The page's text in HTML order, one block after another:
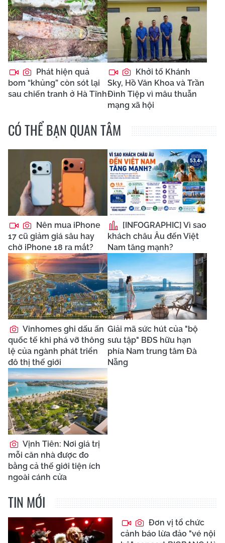
Phát hiện quả
bom “khủng” còn sót lại
sau chiến tranh ở Hà Tĩnh
Khởi tố Khánh
Sky, Hồ Văn Khoa và Trần
Đình Tiệp vì mâu thuẫn
mạng xã hội
CÓ THỂ BẠN QUAN TÂM
Nên mua iPhone
17 cũ giảm giá sâu hay
chờ iPhone 18 ra mắt?
[INFOGRAPHIC] Vì sao
khách châu Âu đến Việt
Nam tăng mạnh?
Vinhomes ghi dấu ấn
quốc tế khi phá vỡ thông
lệ của ngành phát triển
đô thị thế giới
Giải mã sức hút của "bộ
sưu tập" BĐS hữu hạn
phía Nam trung tâm Đà
Nẵng
Vịnh Tiên: Nơi giá trị
mỗi căn nhà được đo
bằng cả thế giới tiện ích
ngoài cánh cửa
TIN MỚI
Đơn vị tổ chức
cảnh báo lừa đảo "vé nội